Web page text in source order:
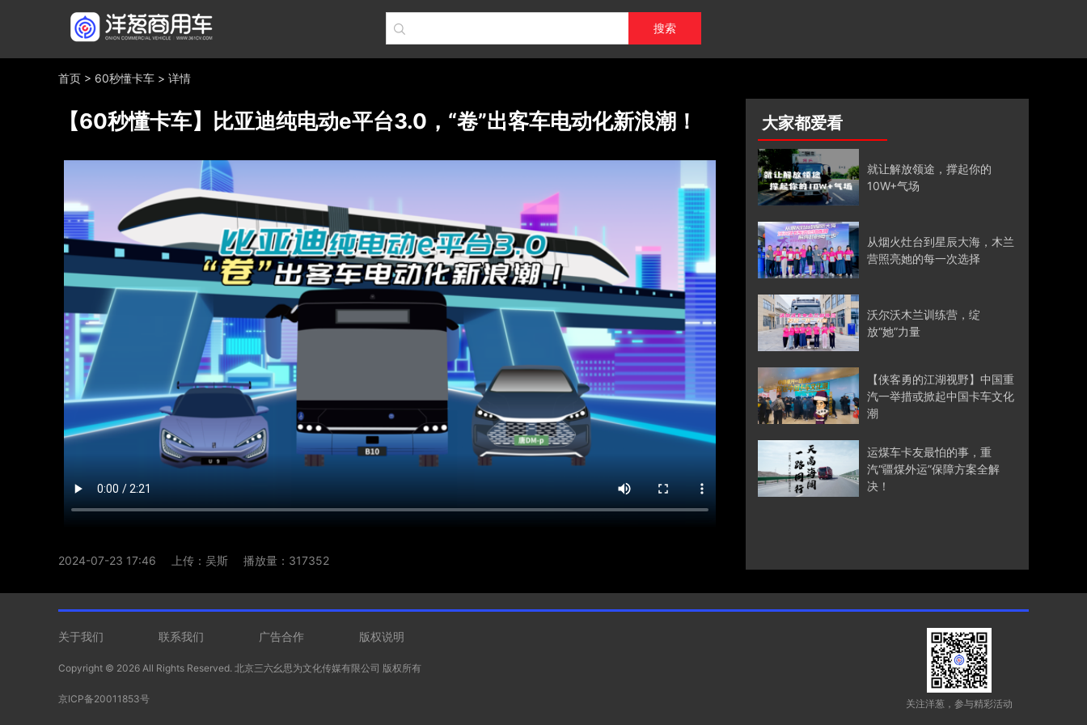
搜索
首页 > 60秒懂卡车 > 详情
【60秒懂卡车】比亚迪纯电动e平台3.0，“卷”出客车电动化新浪潮！
2024-07-23 17:46 上传：吴斯 播放量：317352
大家都爱看
就让解放领途，撑起你的
10W+气场
从烟火灶台到星辰大海，木兰
营照亮她的每一次选择
沃尔沃木兰训练营，绽
放“她”力量
【侠客勇的江湖视野】中国重
汽一举措或掀起中国卡车文化
潮
运煤车卡友最怕的事，重
汽“疆煤外运”保障方案全解
决！
关注洋葱，参与精彩活动
关于我们 联系我们 广告合作 版权说明
Copyright © 2026 All Rights Reserved. 北京三六幺思为文化传媒有限公司 版权所有
京ICP备20011853号